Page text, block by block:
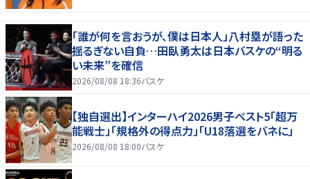
「誰が何を言おうが、僕は日本人」八村塁が語った
揺るぎない自負…田臥勇太は日本バスケの“明る
い未来”を確信
2026/08/08 18:36バスケ
【独自選出】インターハイ2026男子ベスト5「超万
能戦士」「規格外の得点力」「U18落選をバネに」
2026/08/08 18:00バスケ